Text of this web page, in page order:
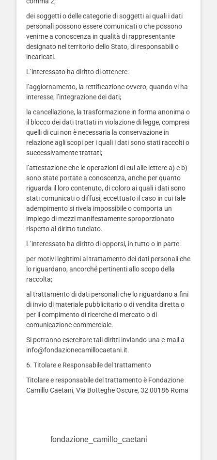
dei soggetti o delle categorie di soggetti ai quali i dati
personali possono essere comunicati o che possono
venirne a conoscenza in qualità di rappresentante
designato nel territorio dello Stato, di responsabili o
incaricati.
L’interessato ha diritto di ottenere:
l’aggiornamento, la rettificazione ovvero, quando vi ha
interesse, l’integrazione dei dati;
la cancellazione, la trasformazione in forma anonima o
il blocco dei dati trattati in violazione di legge, compresi
quelli di cui non è necessaria la conservazione in
relazione agli scopi per i quali i dati sono stati raccolti o
successivamente trattati;
l’attestazione che le operazioni di cui alle lettere a) e b)
sono state portate a conoscenza, anche per quanto
riguarda il loro contenuto, di coloro ai quali i dati sono
stati comunicati o diffusi, eccettuato il caso in cui tale
adempimento si rivela impossibile o comporta un
impiego di mezzi manifestamente sproporzionato
rispetto al diritto tutelato.
L’interessato ha diritto di opporsi, in tutto o in parte:
per motivi legittimi al trattamento dei dati personali che
lo riguardano, ancorché pertinenti allo scopo della
raccolta;
al trattamento di dati personali che lo riguardano a fini
di invio di materiale pubblicitario o di vendita diretta o
per il compimento di ricerche di mercato o di
comunicazione commerciale.
Si potranno esercitare tali diritti inviando una e-mail a
info@fondazionecamillocaetani.it.
6. Titolare e Responsabile del trattamento
Titolare e responsabile del trattamento è Fondazione
Camillo Caetani, Via Botteghe Oscure, 32 00186 Roma
fondazione_camillo_caetani